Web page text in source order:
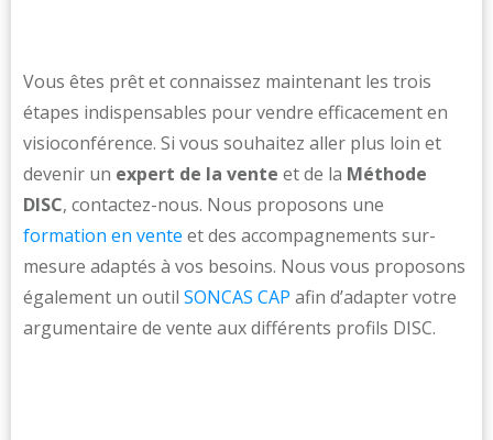
Vous êtes prêt et connaissez maintenant les trois
étapes indispensables pour vendre efficacement en
visioconférence. Si vous souhaitez aller plus loin et
devenir un expert de la vente et de la Méthode
DISC, contactez-nous. Nous proposons une
formation en vente et des accompagnements sur-
mesure adaptés à vos besoins. Nous vous proposons
également un outil SONCAS CAP afin d’adapter votre
argumentaire de vente aux différents profils DISC.